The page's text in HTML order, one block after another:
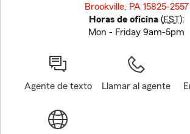
Brookville, PA 15825-2557
Horas de oficina(EST):
Mon - Friday 9am-5pm
Agente de texto Llamar al agente